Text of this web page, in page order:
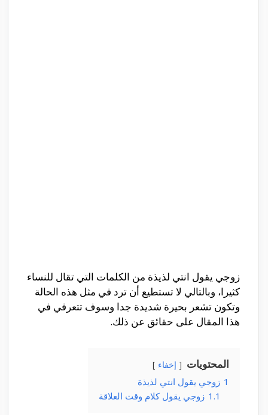
زوجي يقول انتي لذيذة من الكلمات التي تقال للنساء
كثيرا، وبالتالي لا تستطيع أن ترد في مثل هذه الحالة
وتكون تشعر بحيرة شديدة جدا وسوف تتعرفي في
هذا المقال على حقائق عن ذلك.
المحتويات إخفاء
1 زوجي يقول انتي لذيذة
1.1 زوجي يقول كلام وقت العلاقة